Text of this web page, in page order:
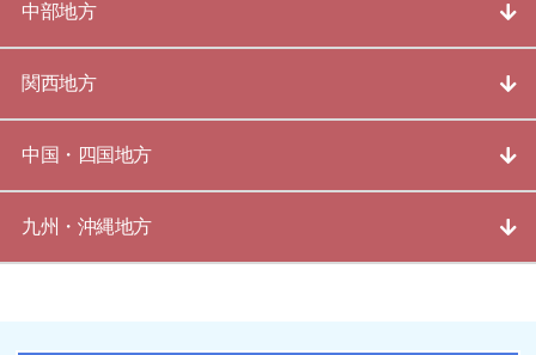
中部地方
関西地方
中国・四国地方
九州・沖縄地方